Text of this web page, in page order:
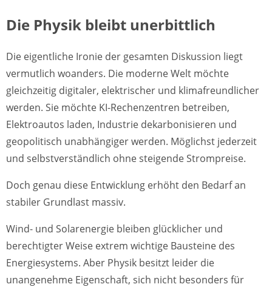
Die Physik bleibt unerbittlich
Die eigentliche Ironie der gesamten Diskussion liegt
vermutlich woanders. Die moderne Welt möchte
gleichzeitig digitaler, elektrischer und klimafreundlicher
werden. Sie möchte KI-Rechenzentren betreiben,
Elektroautos laden, Industrie dekarbonisieren und
geopolitisch unabhängiger werden. Möglichst jederzeit
und selbstverständlich ohne steigende Strompreise.
Doch genau diese Entwicklung erhöht den Bedarf an
stabiler Grundlast massiv.
Wind- und Solarenergie bleiben glücklicher und
berechtigter Weise extrem wichtige Bausteine des
Energiesystems. Aber Physik besitzt leider die
unangenehme Eigenschaft, sich nicht besonders für